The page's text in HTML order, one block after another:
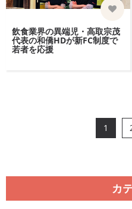
飲食業界の異端児・高取宗茂
代表の和僑HDが新FC制度で
若者を応援
1
カ